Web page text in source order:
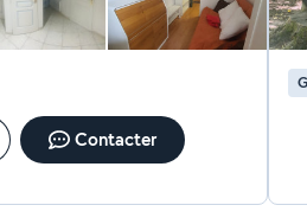
Contacter